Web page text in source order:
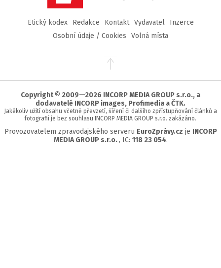
Etický kodex Redakce Kontakt Vydavatel
Inzerce
Osobní údaje / Cookies
Volná místa
Přejít
stránky
Copyright © 2009—2026 INCORP MEDIA GROUP s.r.o., a
dodavatelé INCORP images, Profimedia a ČTK.
Jakékoliv užití obsahu včetně převzetí, šíření či dalšího zpřístupňování článků a
fotografií je bez souhlasu INCORP MEDIA GROUP s.r.o. zakázáno.
Provozovatelem zpravodajského serveru EuroZprávy.cz je INCORP
MEDIA GROUP s.r.o. , IC: 118 23 054.